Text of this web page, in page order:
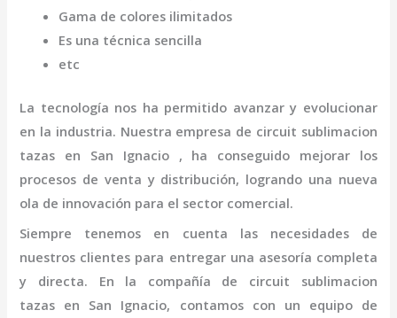
Gama de colores ilimitados
Es una técnica sencilla
etc
La tecnología nos ha permitido avanzar y evolucionar
en la industria. Nuestra empresa de circuit sublimacion
tazas en San Ignacio , ha conseguido mejorar los
procesos de venta y distribución, logrando una nueva
ola de innovación para el sector comercial.
Siempre tenemos en cuenta las necesidades de
nuestros clientes para entregar una asesoría completa
y directa. En la compañía de circuit sublimacion
tazas en San Ignacio, contamos con un equipo de